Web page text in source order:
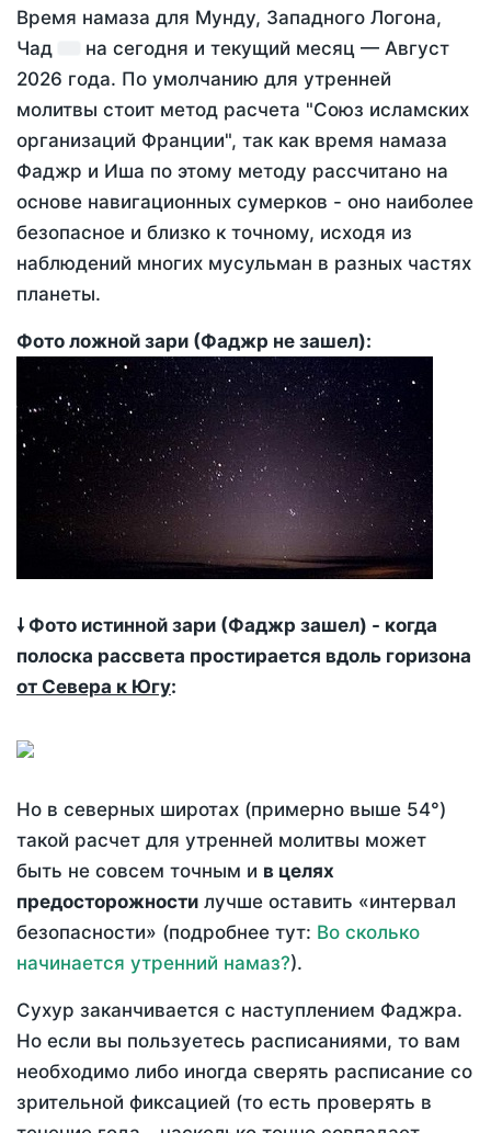
Время намаза для Мунду, Западного Логона,
Чад
на сегодня и текущий месяц — Август
2026 года. По умолчанию для утренней
молитвы стоит метод расчета "Союз исламских
организаций Франции", так как время намаза
Фаджр и Иша по этому методу рассчитано на
основе навигационных сумерков - оно наиболее
безопасное и близко к точному, исходя из
наблюдений многих мусульман в разных частях
планеты.
Фото ложной зари (Фаджр не зашел):
🠗 Фото истинной зари (Фаджр зашел) - когда
полоска рассвета простирается вдоль горизона
от Севера к Югу:
Но в северных широтах (примерно выше 54°)
такой расчет для утренней молитвы может
быть не совсем точным и в целях
предосторожности лучше оставить «интервал
безопасности» (подробнее тут: Во сколько
начинается утренний намаз?).
Сухур заканчивается с наступлением Фаджра.
Но если вы пользуетесь расписаниями, то вам
необходимо либо иногда сверять расписание со
зрительной фиксацией (то есть проверять в